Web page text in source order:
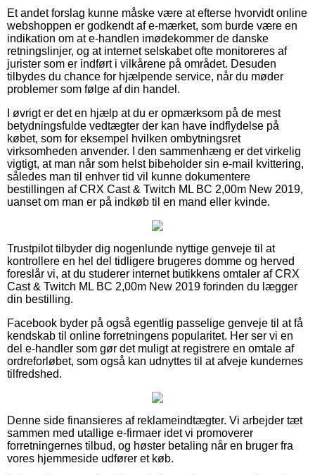
Et andet forslag kunne måske være at efterse hvorvidt online
webshoppen er godkendt af e-mærket, som burde være en
indikation om at e-handlen imødekommer de danske
retningslinjer, og at internet selskabet ofte monitoreres af
jurister som er indført i vilkårene på området. Desuden
tilbydes du chance for hjælpende service, når du møder
problemer som følge af din handel.
I øvrigt er det en hjælp at du er opmærksom på de mest
betydningsfulde vedtægter der kan have indflydelse på
købet, som for eksempel hvilken ombytningsret
virksomheden anvender. I den sammenhæng er det virkelig
vigtigt, at man når som helst bibeholder sin e-mail kvittering,
således man til enhver tid vil kunne dokumentere
bestillingen af CRX Cast & Twitch ML BC 2,00m New 2019,
uanset om man er på indkøb til en mand eller kvinde.
Trustpilot tilbyder dig nogenlunde nyttige genveje til at
kontrollere en hel del tidligere brugeres domme og herved
foreslår vi, at du studerer internet butikkens omtaler af CRX
Cast & Twitch ML BC 2,00m New 2019 forinden du lægger
din bestilling.
Facebook byder på også egentlig passelige genveje til at få
kendskab til online forretningens popularitet. Her ser vi en
del e-handler som gør det muligt at registrere en omtale af
ordreforløbet, som også kan udnyttes til at afveje kundernes
tilfredshed.
Denne side finansieres af reklameindtægter. Vi arbejder tæt
sammen med utallige e-firmaer idet vi promoverer
forretningernes tilbud, og høster betaling når en bruger fra
vores hjemmeside udfører et køb.